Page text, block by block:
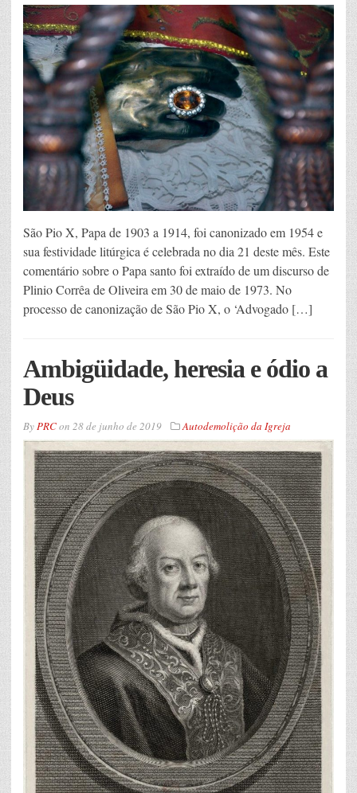
São Pio X, Papa de 1903 a 1914, foi canonizado em 1954 e
sua festividade litúrgica é celebrada no dia 21 deste mês. Este
comentário sobre o Papa santo foi extraído de um discurso de
Plinio Corrêa de Oliveira em 30 de maio de 1973. No
processo de canonização de São Pio X, o ‘Advogado […]
Ambigüidade, heresia e ódio a
Deus
ByPRCon 28 de junho de 2019 Autodemolição da Igreja